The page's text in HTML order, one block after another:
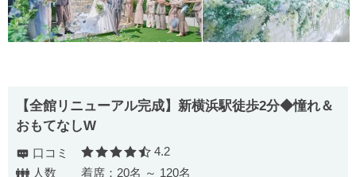
【全館リニューアル完成】新横浜駅徒歩2分◆憧れ＆
おもてなしW
口コミ 口コミ評価
4.2
人数
着席：20名 ～ 120名